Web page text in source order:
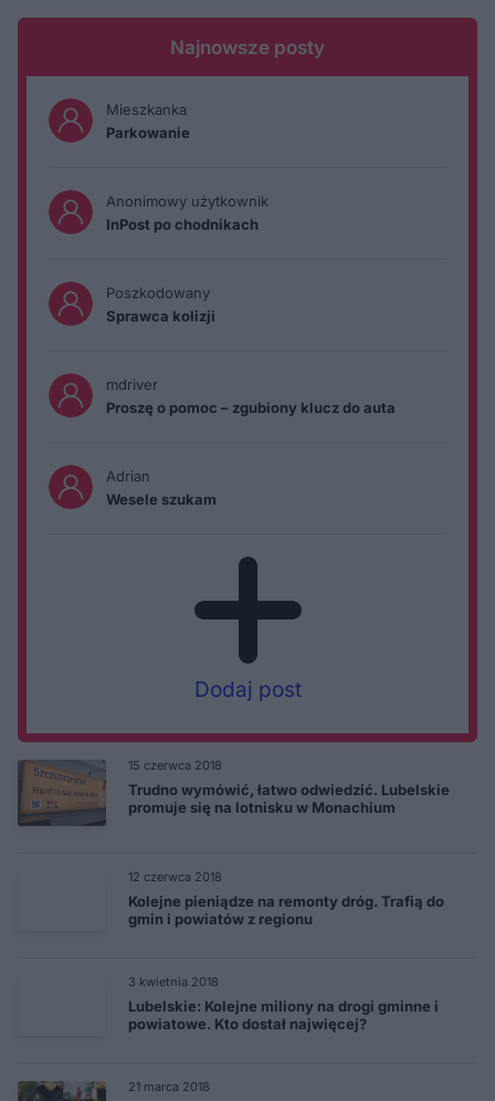
15 czerwca 2018
Trudno wymówić, łatwo odwiedzić. Lubelskie
promuje się na lotnisku w Monachium
12 czerwca 2018
Kolejne pieniądze na remonty dróg. Trafią do
gmin i powiatów z regionu
3 kwietnia 2018
Lubelskie: Kolejne miliony na drogi gminne i
powiatowe. Kto dostał najwięcej?
21 marca 2018
Najnowsze posty
Mieszkanka
Parkowanie
Anonimowy użytkownik
InPost po chodnikach
Poszkodowany
Sprawca kolizji
mdriver
Proszę o pomoc – zgubiony klucz do auta
Adrian
Wesele szukam
Dodaj post